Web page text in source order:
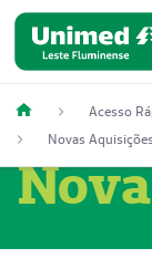
Acesso
Novas Aquisições